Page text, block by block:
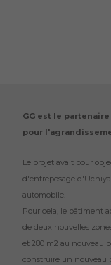
GG est le
pour
Le projet avait pour
d'entreposage
automobile.
Pour cela, le bâtiment
de deux nouvelles
et 280 m2 au nouveau
construire un nouveau